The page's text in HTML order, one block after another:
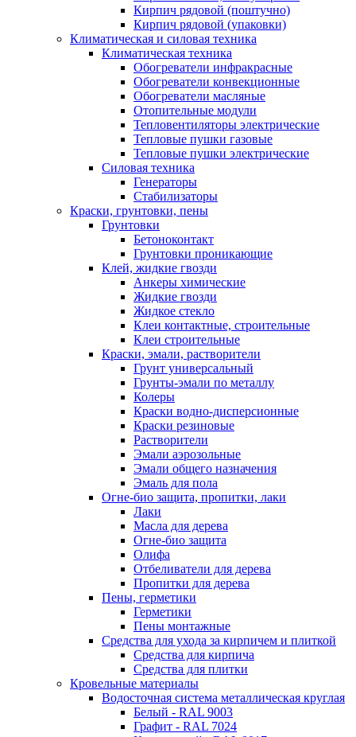
Кирпич рядовой (поштучно)
Кирпич рядовой (упаковки)
Климатическая и силовая техника
Климатическая техника
Обогреватели инфракрасные
Обогреватели конвекционные
Обогреватели масляные
Отопительные модули
Тепловентиляторы электрические
Тепловые пушки газовые
Тепловые пушки электрические
Силовая техника
Генераторы
Стабилизаторы
Краски, грунтовки, пены
Грунтовки
Бетоноконтакт
Грунтовки проникающие
Клей, жидкие гвозди
Анкеры химические
Жидкие гвозди
Жидкое стекло
Клеи контактные, строительные
Клеи строительные
Краски, эмали, растворители
Грунт универсальный
Грунты-эмали по металлу
Колеры
Краски водно-дисперсионные
Краски резиновые
Растворители
Эмали аэрозольные
Эмали общего назначения
Эмаль для пола
Огне-био защита, пропитки, лаки
Лаки
Масла для дерева
Огне-био защита
Олифа
Отбеливатели для дерева
Пропитки для дерева
Пены, герметики
Герметики
Пены монтажные
Средства для ухода за кирпичем и плиткой
Средства для кирпича
Средства для плитки
Кровельные материалы
Водосточная система металлическая круглая
Белый - RAL 9003
Графит - RAL 7024